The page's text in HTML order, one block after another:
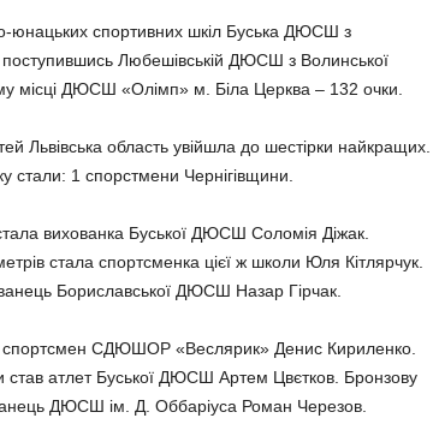
юнацьких спортивних шкіл Буська ДЮСШ з
Любешівській ДЮСШ з Волинської
місці ДЮСШ «Олімп» м. Біла Церква – 132 очки.
Львівська область увійшла до шестірки найкращих.
1 спорстмени Чернігівщини.
вихованка Буської ДЮСШ Соломія Діжак.
стала спортсменка цієї ж школи Юля Кітлярчук.
Бориславської ДЮСШ Назар Гірчак.
спортсмен СДЮШОР «Веслярик» Денис Кириленко.
став атлет Буської ДЮСШ Артем Цвєтков. Бронзову
ДЮСШ ім. Д. Оббаріуса Роман Черезов.